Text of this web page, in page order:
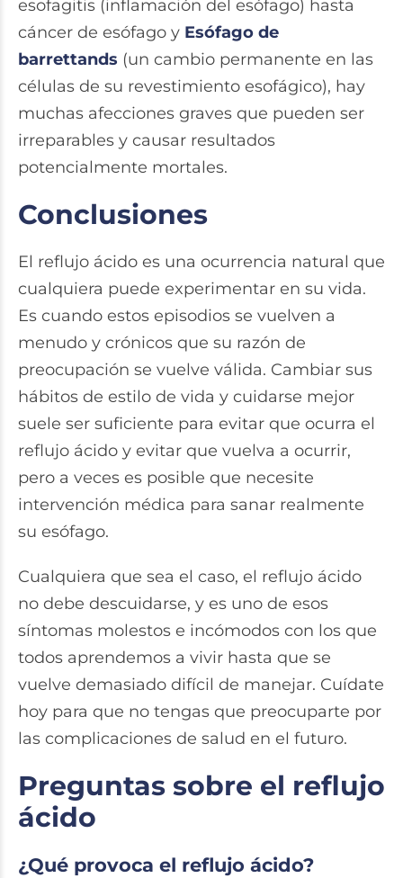
esofagitis (inflamación del esófago) hasta
cáncer de esófago y Esófago de
barrettands (un cambio permanente en las
células de su revestimiento esofágico), hay
muchas afecciones graves que pueden ser
irreparables y causar resultados
potencialmente mortales.
Conclusiones
El reflujo ácido es una ocurrencia natural que
cualquiera puede experimentar en su vida.
Es cuando estos episodios se vuelven a
menudo y crónicos que su razón de
preocupación se vuelve válida. Cambiar sus
hábitos de estilo de vida y cuidarse mejor
suele ser suficiente para evitar que ocurra el
reflujo ácido y evitar que vuelva a ocurrir,
pero a veces es posible que necesite
intervención médica para sanar realmente
su esófago.
Cualquiera que sea el caso, el reflujo ácido
no debe descuidarse, y es uno de esos
síntomas molestos e incómodos con los que
todos aprendemos a vivir hasta que se
vuelve demasiado difícil de manejar. Cuídate
hoy para que no tengas que preocuparte por
las complicaciones de salud en el futuro.
Preguntas sobre el reflujo
ácido
¿Qué provoca el reflujo ácido?